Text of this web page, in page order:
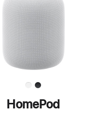
了
解
HomePod<
HomePod